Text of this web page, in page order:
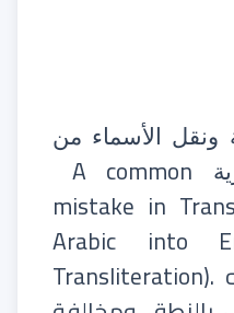
الأسماء من
A common
mistake in
Arabic into
Transliteration). هذا خطأ يجب اجتنابه